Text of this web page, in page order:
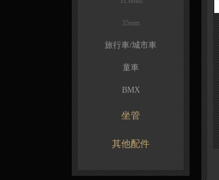
35mm
旅行車/城市車
童車
BMX
坐管
其他配件